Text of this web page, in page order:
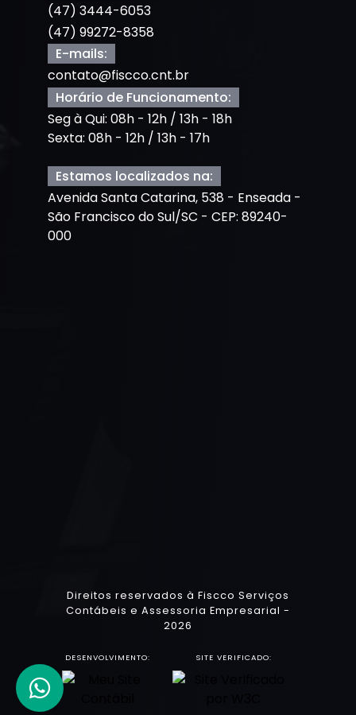
(47) 3444-6053
(47) 99272-8358
E-mails:
contato@fiscco.cnt.br
Horário de Funcionamento:
Seg à Qui: 08h - 12h / 13h - 18h
Sexta: 08h - 12h / 13h - 17h
Estamos localizados na:
Avenida Santa Catarina, 538 - Enseada -
São Francisco do Sul/SC - CEP: 89240-
000
Direitos reservados à Fiscco Serviços
Contábeis e Assessoria Empresarial -
2026
DESENVOLVIMENTO: SITE VERIFICADO: